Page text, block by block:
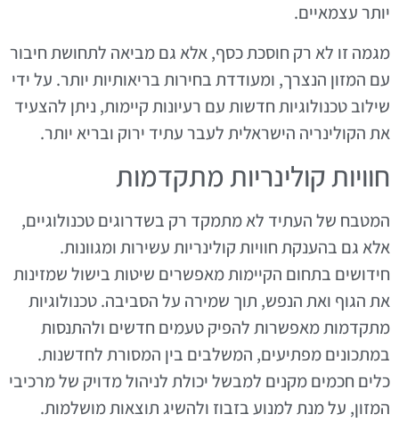
יותר עצמאיים.
מגמה זו לא רק חוסכת כסף, אלא גם מביאה לתחושת חיבור
עם המזון הנצרך, ומעודדת בחירות בריאותיות יותר. על ידי
שילוב טכנולוגיות חדשות עם רעיונות קיימות, ניתן להצעיד
את הקולינריה הישראלית לעבר עתיד ירוק ובריא יותר.
חוויות קולינריות מתקדמות
המטבח של העתיד לא מתמקד רק בשדרוגים טכנולוגיים,
אלא גם בהענקת חוויות קולינריות עשירות ומגוונות.
חידושים בתחום הקיימות מאפשרים שיטות בישול שמזינות
את הגוף ואת הנפש, תוך שמירה על הסביבה. טכנולוגיות
מתקדמות מאפשרות להפיק טעמים חדשים ולהתנסות
במתכונים מפתיעים, המשלבים בין המסורת לחדשנות.
כלים חכמים מקנים למבשל יכולת לניהול מדויק של מרכיבי
המזון, על מנת למנוע בזבוז ולהשיג תוצאות מושלמות.